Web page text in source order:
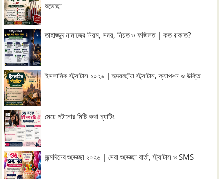
শুভেচ্ছা
তাহাজ্জুদ নামাজের নিয়ম, সময়, নিয়ত ও ফজিলত | কত রাকাত?
ইসলামিক স্ট্যাটাস ২০২৬ | হৃদয়ছোঁয়া স্ট্যাটাস, ক্যাপশন ও উক্তি
মেয়ে পটানোর মিষ্টি কথা চ্যাটিং
জন্মদিনের শুভেচ্ছা ২০২৬ | সেরা শুভেচ্ছা বার্তা, স্ট্যাটাস ও SMS